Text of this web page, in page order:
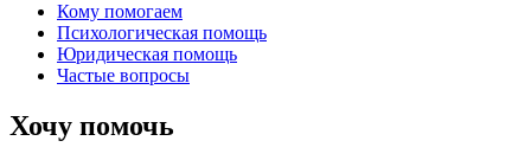
Кому помогаем
Психологическая помощь
Юридическая помощь
Частые вопросы
Хочу помочь